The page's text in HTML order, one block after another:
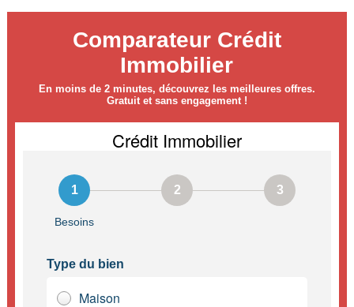
Comparateur Crédit
Immobilier
En moins de 2 minutes, découvrez les meilleures offres.
Gratuit et sans engagement !